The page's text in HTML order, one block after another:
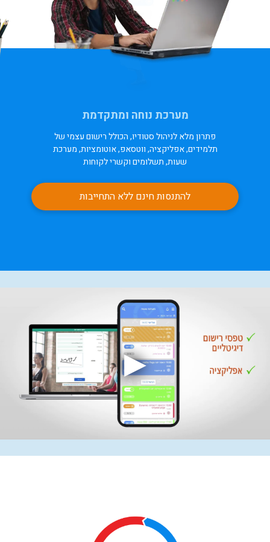
מערכת נוחה ומתקדמת
פתרון מלא לניהול סטודיו, הכולל רישום עצמי של
תלמידים, אפליקציה, ווטסאפ, אוטומציות, מערכת
שעות, תשלומים וקשרי לקוחות
להתנסות חינם ללא התחייבות